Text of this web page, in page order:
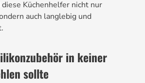
Küchenhelfer nicht nur
auch langlebig und
in keiner
sollte